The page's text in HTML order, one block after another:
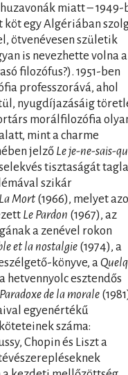
miatt – 1949-
köt egy Algériában
ötvenévesen születik
is nevezhette volna a
filozófus?). 1951-ben
professzorává, ahol
nyugdíjazásáig
morálfilozófia
mint a charme
jelző Le je-ne-sais-
tisztaságát
szikár
La Mort (1966), melyet
Le Pardon (1967), az
a zenével rokon
et la nostalgie (1974), a
könyve, a
hetvennyolc esztendős
de la morale
egyenértékű
száma:
Chopin és Liszt a